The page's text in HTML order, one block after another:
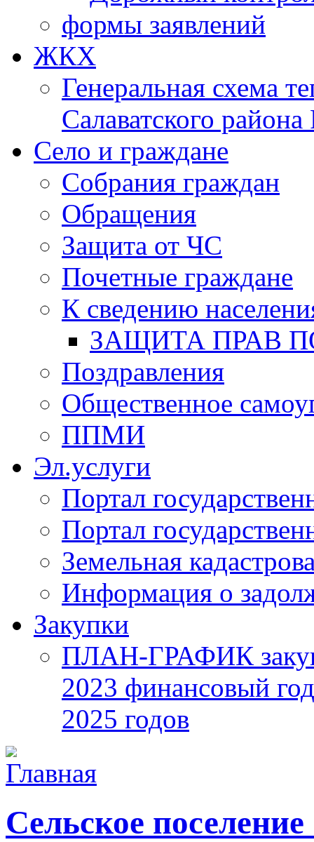
формы заявлений
ЖКХ
Генеральная схема
Салаватского района
Село и граждане
Собрания граждан
Обращения
Защита от ЧС
Почетные граждане
К сведению
ЗАЩИТА ПРАВ
Поздравления
Общественное
ППМИ
Эл.услуги
Портал
Портал
Земельная
Информация о
Закупки
ПЛАН-ГРАФИК
2023 финансовый
2025 годов
Cельское